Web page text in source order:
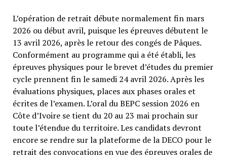
L’opération de retrait débute normalement fin mars
2026 ou début avril, puisque les épreuves débutent le
13 avril 2026, après le retour des congés de Pâques.
Conformément au programme qui a été établi, les
épreuves physiques pour le brevet d’études du premier
cycle prennent fin le samedi 24 avril 2026. Après les
évaluations physiques, places aux phases orales et
écrites de l’examen. L’oral du BEPC session 2026 en
Côte d’Ivoire se tient du 20 au 23 mai prochain sur
toute l’étendue du territoire. Les candidats devront
encore se rendre sur la plateforme de la DECO pour le
retrait des convocations en vue des épreuves orales de